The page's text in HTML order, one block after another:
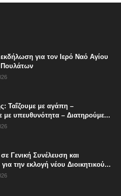
για τον Ιερό Ναό Αγίου
Ταΐζουμε με αγάπη –
με υπευθυνότητα – Διατηρούμε...
Γενική Συνέλευση και
για την εκλογή νέου Διοικητικού...